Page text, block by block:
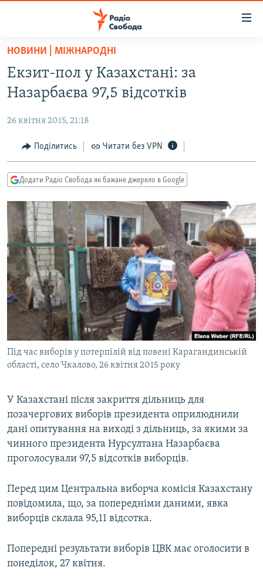
Перейти
основного
матеріалу
до
навігації
Перейти
до
ВСЕ ЗА ДОБУ
СТАТТІ
ПОЛІТИКА
ЕКОНОМІКА
КУЛЬТУРА
СПОРТ
УКРАЇНА
СВІТ
ВІЙНА
РОСІЙСЬКА «ФІЛЬТРАЦІЯ»
КРИМ.РЕАЛІЇ
ТИ ЯК?
СХЕМИ
КИТАЙ.ВИКЛИКИ
МУЛЬТИМЕДІА
ФОТО
СПЕЦПРОЄКТИ
ПОДКАСТИ
КРИМ РЕАЛІЇ
УКР
КТАТ
ДОЛУЧАЙСЯ!
НОВИНИ | МІЖНАРОДНІ
Екзит-пол у Казахстані: за
Назарбаєва 97,5 відсотків
26 квітня 2015, 21:18
Поділитись Читати без VPN
Додати Радіо Свобода як бажане джерело в Google
Під час виборів у потерпілій від повені Карагандинській
області, село Чкалово, 26 квітня 2015 року
У Казахстані після закриття дільниць для
позачергових виборів президента оприлюднили
дані опитування на виході з дільниць, за якими за
чинного президента Нурсултана Назарбаєва
проголосували 97,5 відсотків виборців.
Перед цим Центральна виборча комісія Казахстану
повідомила, що, за попередніми даними, явка
виборців склала 95,11 відсотка.
Попередні результати виборів ЦВК має оголосити в
понеділок, 27 квітня.